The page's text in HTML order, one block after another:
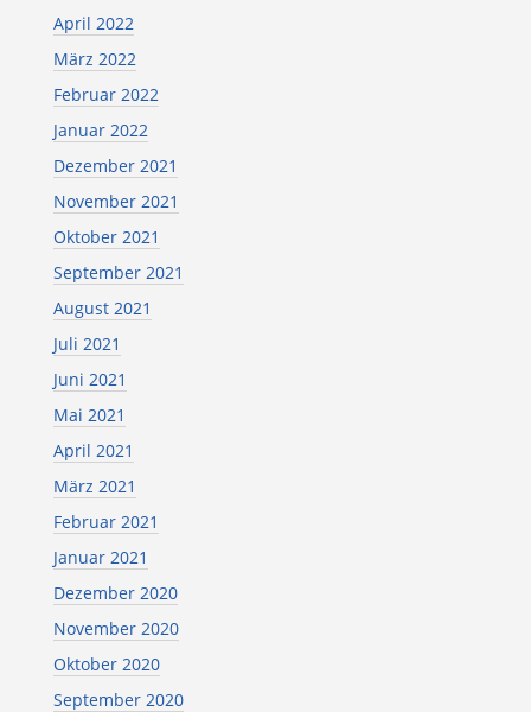
April 2022
März 2022
Februar 2022
Januar 2022
Dezember 2021
November 2021
Oktober 2021
September 2021
August 2021
Juli 2021
Juni 2021
Mai 2021
April 2021
März 2021
Februar 2021
Januar 2021
Dezember 2020
November 2020
Oktober 2020
September 2020